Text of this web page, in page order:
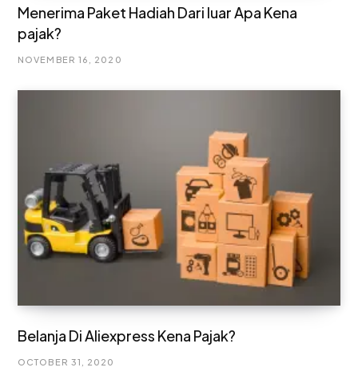
Menerima Paket Hadiah Dari luar Apa Kena
pajak?
NOVEMBER 16, 2020
Belanja Di Aliexpress Kena Pajak?
OCTOBER 31, 2020